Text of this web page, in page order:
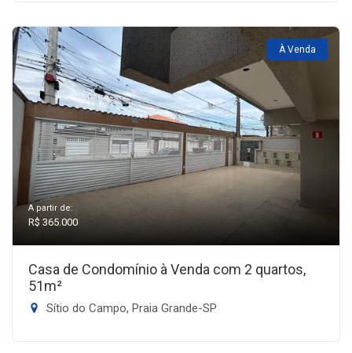
À Venda
A partir de:
R$ 365.000
Casa de Condomínio à Venda com 2 quartos,
51m²
Sítio do Campo, Praia Grande-SP